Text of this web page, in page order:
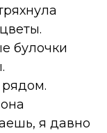
булочки
я давно